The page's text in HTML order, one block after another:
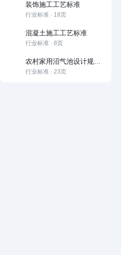
装饰施工工艺标准
行业标准 · 18页
混凝土施工工艺标准
行业标准 · 8页
行业标准 · 23页